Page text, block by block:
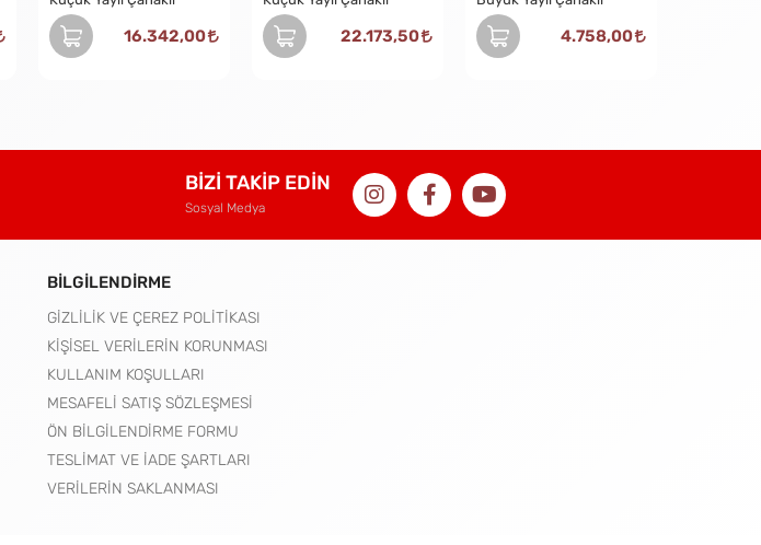
16.342,00 22.173,50 4.758,00
BİZİ TAKİP EDİN
Sosyal Medya
BİLGİLENDİRME
GİZLİLİK VE ÇEREZ POLİTİKASI
KİŞİSEL VERİLERİN KORUNMASI
KULLANIM KOŞULLARI
MESAFELİ SATIŞ SÖZLEŞMESİ
ÖN BİLGİLENDİRME FORMU
TESLİMAT VE İADE ŞARTLARI
VERİLERİN SAKLANMASI